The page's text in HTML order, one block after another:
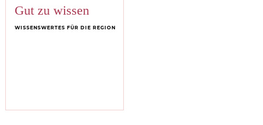
Gut zu wissen
WISSENSWERTES FÜR DIE REGION